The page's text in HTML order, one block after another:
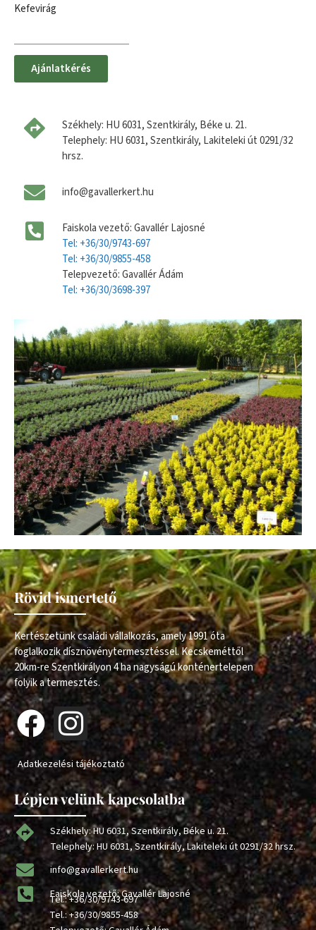
Kefevirág
Ajánlatkérés
Székhely: HU 6031, Szentkirály, Béke u. 21.
Telephely: HU 6031, Szentkirály, Lakiteleki út 0291/32
hrsz.
info@gavallerkert.hu
Faiskola vezető: Gavallér Lajosné
Tel: +36/30/9743-697
Tel: +36/30/9855-458
Telepvezető: Gavallér Ádám
Tel: +36/30/3698-397
Rövid ismertető
Kertészetünk családi vállalkozás, amely 1991 óta
foglalkozik dísznövénytermesztéssel. Kecskeméttől
20km-re Szentkirályon 4 ha nagyságú konténertelepen
folyik a termesztés.
Adatkezelési tájékoztató
Lépjen velünk kapcsolatba
Székhely: HU 6031, Szentkirály, Béke u. 21.
Telephely: HU 6031, Szentkirály, Lakiteleki út 0291/32 hrsz.
info@gavallerkert.hu
Faiskola vezető: Gavallér Lajosné
Tel.:+36/30/9743-697
Tel.:+36/30/9855-458